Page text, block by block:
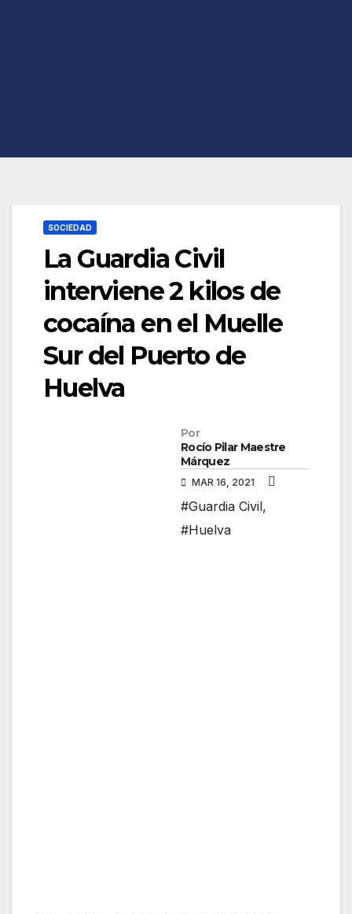
SOCIEDAD
La Guardia Civil
interviene 2 kilos de
cocaína en el Muelle
Sur del Puerto de
Huelva
Por
Rocío Pilar Maestre
Márquez
MAR 16, 2021
#Guardia Civil,
#Huelva